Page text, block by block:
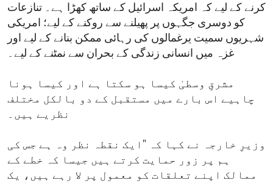
کرنے کے لیے کہ امریکہ اسرائیل کے ساتھ کھڑا ہے۔ تنازعات
کو دوسری جگہوں پر پھیلنے سے روکنے کے لیے؛ امریکی
شہریوں سمیت یرغمالوں کی رہائی ممکن بنانے کے لیے اور
غزہ میں انسانی زندگی کے بحران سے نمٹنے کے لیے۔
مشرقِ وسطیٰ کیسا ہو سکتا ہے اور کیسا ہونا
چاہیے اس بارے میں مستقبل کے دو بالکل مختلف
نظریے ہیں۔
وزیرِ خارجہ نے کہا کہ "ایک نقطہ نظر وہ ہے جس کی
ہم پر زور حمایت کرتے ہیں جیسا کہ خطے کے
ممالک اپنے تعلقات کو معمول پر لا رہے ہیں، یک